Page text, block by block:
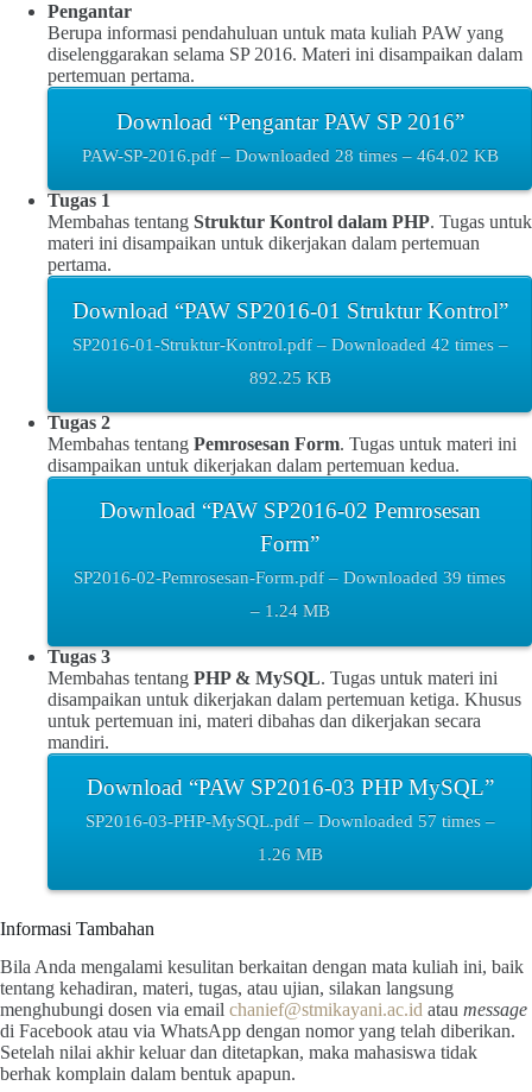
Pengantar
Berupa informasi pendahuluan untuk mata kuliah PAW yang
diselenggarakan selama SP 2016. Materi ini disampaikan dalam
pertemuan pertama.
Download “Pengantar PAW SP 2016”
PAW-SP-2016.pdf – Downloaded 28 times – 464.02 KB
Tugas 1
Membahas tentang Struktur Kontrol dalam PHP. Tugas untuk
materi ini disampaikan untuk dikerjakan dalam pertemuan
pertama.
Download “PAW SP2016-01 Struktur Kontrol”
SP2016-01-Struktur-Kontrol.pdf – Downloaded 42 times –
892.25 KB
Tugas 2
Membahas tentang Pemrosesan Form. Tugas untuk materi ini
disampaikan untuk dikerjakan dalam pertemuan kedua.
Download “PAW SP2016-02 Pemrosesan
Form”
SP2016-02-Pemrosesan-Form.pdf – Downloaded 39 times
– 1.24 MB
Tugas 3
Membahas tentang PHP & MySQL. Tugas untuk materi ini
disampaikan untuk dikerjakan dalam pertemuan ketiga. Khusus
untuk pertemuan ini, materi dibahas dan dikerjakan secara
mandiri.
Download “PAW SP2016-03 PHP MySQL”
SP2016-03-PHP-MySQL.pdf – Downloaded 57 times –
1.26 MB
Informasi Tambahan
Bila Anda mengalami kesulitan berkaitan dengan mata kuliah ini, baik
tentang kehadiran, materi, tugas, atau ujian, silakan langsung
menghubungi dosen via email chanief@stmikayani.ac.id atau message
di Facebook atau via WhatsApp dengan nomor yang telah diberikan.
Setelah nilai akhir keluar dan ditetapkan, maka mahasiswa tidak
berhak komplain dalam bentuk apapun.